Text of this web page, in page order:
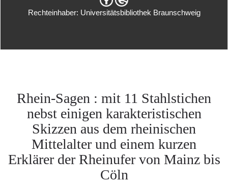
Rechteinhaber: Universitätsbibliothek Braunschweig
Rhein-Sagen : mit 11 Stahlstichen
nebst einigen karakteristischen
Skizzen aus dem rheinischen
Mittelalter und einem kurzen
Erklärer der Rheinufer von Mainz bis
Cöln